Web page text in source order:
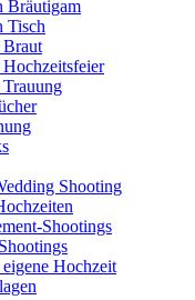
Bräutigam
Tisch
Shooting
Shootings
Hochzeit